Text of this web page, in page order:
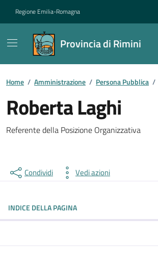
Regione Emilia-Romagna
Provincia di Rimini
Contenuti in evidenza
Home / Amministrazione / Persona Pubblica /
Roberta Laghi
Referente della Posizione Organizzativa
Condividi Vedi azioni
INDICE DELLA PAGINA